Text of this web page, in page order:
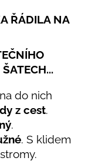
ŘÁDILA NA
do nich
z cest.
.
. S klidem